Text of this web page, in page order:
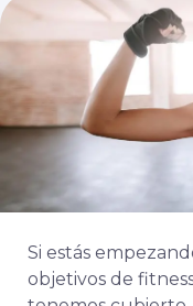
Si estás
objetivos de